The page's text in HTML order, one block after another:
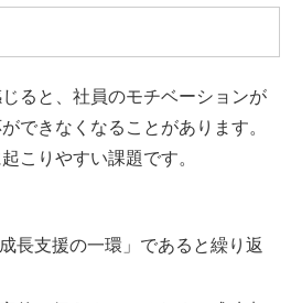
じると、社員のモチベーションが
できなくなることがあります。
こりやすい課題です。
長支援の一環」であると繰り返